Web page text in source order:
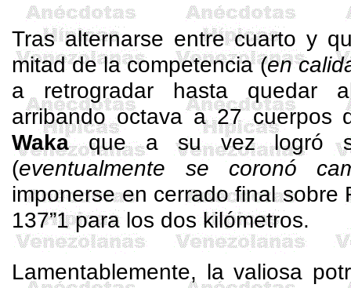
Tras alternarse entre cuarto y
mitad de la competencia (en
a retrogradar hasta quedar
arribando octava a 27 cuerpos
Wakaque a su vez logró
(eventualmente se coronó
imponerse en cerrado final sobre
137”1 para los dos kilómetros.
Lamentablemente, la valiosa